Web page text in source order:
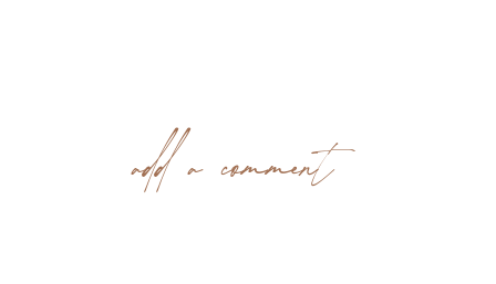
add a comment